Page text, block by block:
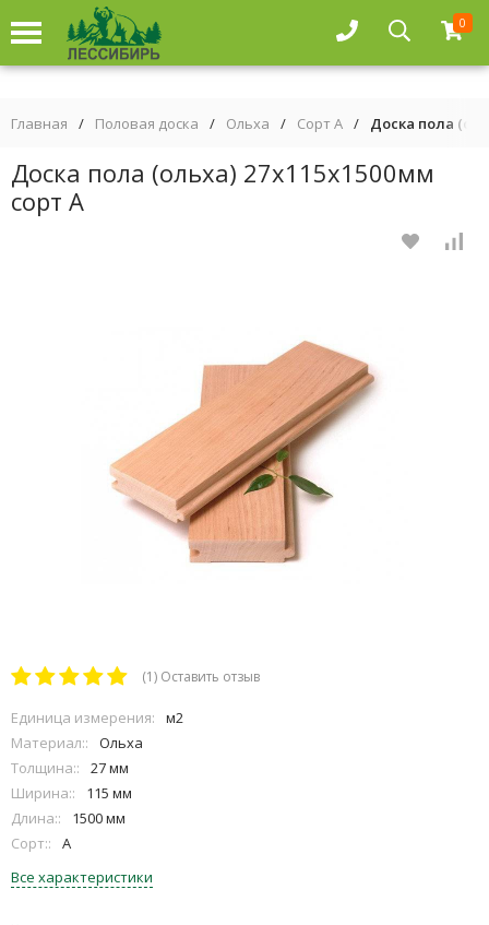
0
Главная / Половая доска / Ольха / Сорт А / Доска пола
Доска пола (ольха) 27х115х1500мм
сорт А
(1) Оставить отзыв
Единица измерения:
м2
Материал::
Ольха
Толщина::
27 мм
Ширина::
115 мм
Длина::
1500 мм
Сорт::
A
Все характеристики